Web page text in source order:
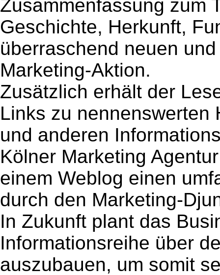
Zusammenfassung zum
Geschichte, Herkunft,
überraschend neuen
Marketing-Aktion.
Zusätzlich erhält der
Links zu nennenswerten
und anderen
Kölner Marketing
einem Weblog einen
durch den Marketing-
In Zukunft plant das
Informationsreihe über
auszubauen, um somit